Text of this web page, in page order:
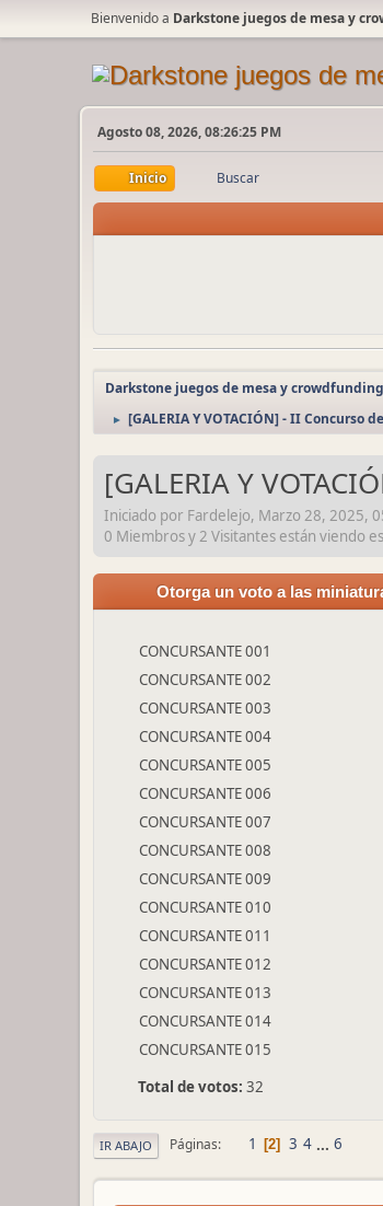
Bienvenido a Darkstone juegos de mesa y
Agosto 08, 2026, 08:26:25 PM
Inicio Buscar
Darkstone juegos de mesa y
► [GALERIA Y VOTACIÓN] - II Concurso
[GALERIA Y
Iniciado por Fardelejo, Marzo 28, 2025,
0 Miembros y 2 Visitantes están viendo
Otorga un voto a las
CONCURSANTE 001
CONCURSANTE 002
CONCURSANTE 003
CONCURSANTE 004
CONCURSANTE 005
CONCURSANTE 006
CONCURSANTE 007
CONCURSANTE 008
CONCURSANTE 009
CONCURSANTE 010
CONCURSANTE 011
CONCURSANTE 012
CONCURSANTE 013
CONCURSANTE 014
CONCURSANTE 015
Total de votos: 32
IR ABAJO Páginas 1 2 3 4 ... 6